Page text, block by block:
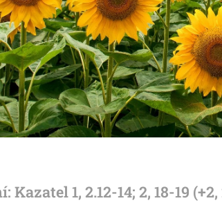
Kazatel 1, 2.12-14; 2, 18-19